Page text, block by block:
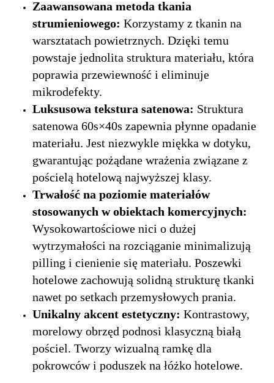
Zaawansowana metoda tkania
strumieniowego: Korzystamy z tkanin na
warsztatach powietrznych. Dzięki temu
powstaje jednolita struktura materiału, która
poprawia przewiewność i eliminuje
mikrodefekty.
Luksusowa tekstura satenowa: Struktura
satenowa 60s×40s zapewnia płynne opadanie
materiału. Jest niezwykle miękka w dotyku,
gwarantując pożądane wrażenia związane z
pościelą hotelową najwyższej klasy.
Trwałość na poziomie materiałów
stosowanych w obiektach komercyjnych:
Wysokowartościowe nici o dużej
wytrzymałości na rozciąganie minimalizują
pilling i cienienie się materiału. Poszewki
hotelowe zachowują solidną strukturę tkanki
nawet po setkach przemysłowych prania.
Unikalny akcent estetyczny: Kontrastowy,
morelowy obrzęd podnosi klasyczną białą
pościel. Tworzy wizualną ramkę dla
pokrowców i poduszek na łóżko hotelowe.